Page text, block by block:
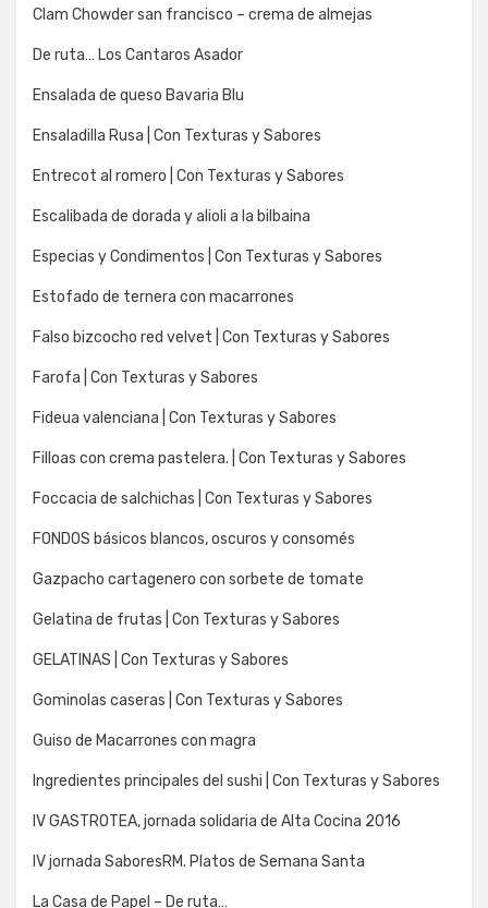
Clam Chowder san francisco – crema de almejas
De ruta… Los Cantaros Asador
Ensalada de queso Bavaria Blu
Ensaladilla Rusa | Con Texturas y Sabores
Entrecot al romero | Con Texturas y Sabores
Escalibada de dorada y alioli a la bilbaina
Especias y Condimentos | Con Texturas y Sabores
Estofado de ternera con macarrones
Falso bizcocho red velvet | Con Texturas y Sabores
Farofa | Con Texturas y Sabores
Fideua valenciana | Con Texturas y Sabores
Filloas con crema pastelera. | Con Texturas y Sabores
Foccacia de salchichas | Con Texturas y Sabores
FONDOS básicos blancos, oscuros y consomés
Gazpacho cartagenero con sorbete de tomate
Gelatina de frutas | Con Texturas y Sabores
GELATINAS | Con Texturas y Sabores
Gominolas caseras | Con Texturas y Sabores
Guiso de Macarrones con magra
Ingredientes principales del sushi | Con Texturas y Sabores
IV GASTROTEA, jornada solidaria de Alta Cocina 2016
IV jornada SaboresRM. Platos de Semana Santa
La Casa de Papel – De ruta…